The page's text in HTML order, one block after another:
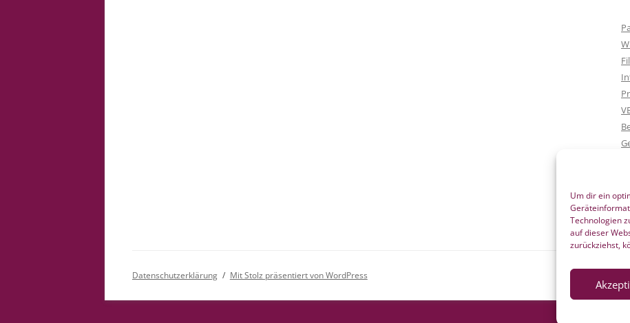
Um dir ein
Technologien
auf dieser
zurückziehst,
Datenschutzerklärung Mit Stolz präsentiert von WordPress